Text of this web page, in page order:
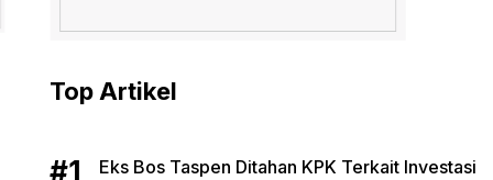
Top Artikel
Eks Bos Taspen Ditahan KPK Terkait Investasi